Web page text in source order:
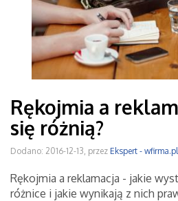
Rękojmia a
się różnią?
Dodano: 2016-12-13, przez Ekspert - wfirma.pl
Rękojmia a reklamacja - jakie
różnice i jakie wynikają z nich